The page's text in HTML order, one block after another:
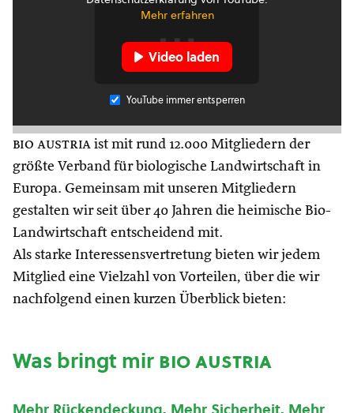
Mehr erfahren
Video laden
YouTube immer entsperren
bio austria ist mit rund 12.000 Mitgliedern der
größte Verband für biologische Landwirtschaft in
Europa. Gemeinsam mit unseren Mitgliedern
gestalten wir seit über 40 Jahren die heimische Bio-
Landwirtschaft entscheidend mit.
Als starke Interessensvertretung bieten wir jedem
Mitglied eine Vielzahl von Vorteilen, über die wir
nachfolgend einen kurzen Überblick bieten:
Was bringt mirbio austria